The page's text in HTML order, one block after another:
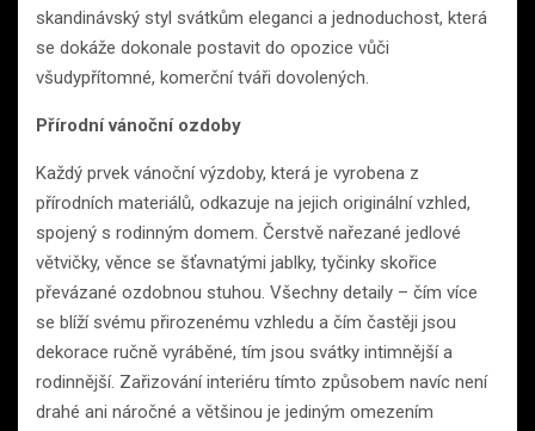
skandinávský styl svátkům eleganci a jednoduchost, která
se dokáže dokonale postavit do opozice vůči
všudypřítomné, komerční tváři dovolených.
Přírodní vánoční ozdoby
Každý prvek vánoční výzdoby, která je vyrobena z
přírodních materiálů, odkazuje na jejich originální vzhled,
spojený s rodinným domem. Čerstvě nařezané jedlové
větvičky, věnce se šťavnatými jablky, tyčinky skořice
převázané ozdobnou stuhou. Všechny detaily – čím více
se blíží svému přirozenému vzhledu a čím častěji jsou
dekorace ručně vyráběné, tím jsou svátky intimnější a
rodinnější. Zařizování interiéru tímto způsobem navíc není
drahé ani náročné a většinou je jediným omezením